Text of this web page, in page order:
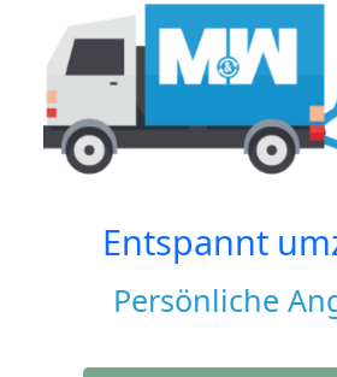
Entspannt
Persönliche